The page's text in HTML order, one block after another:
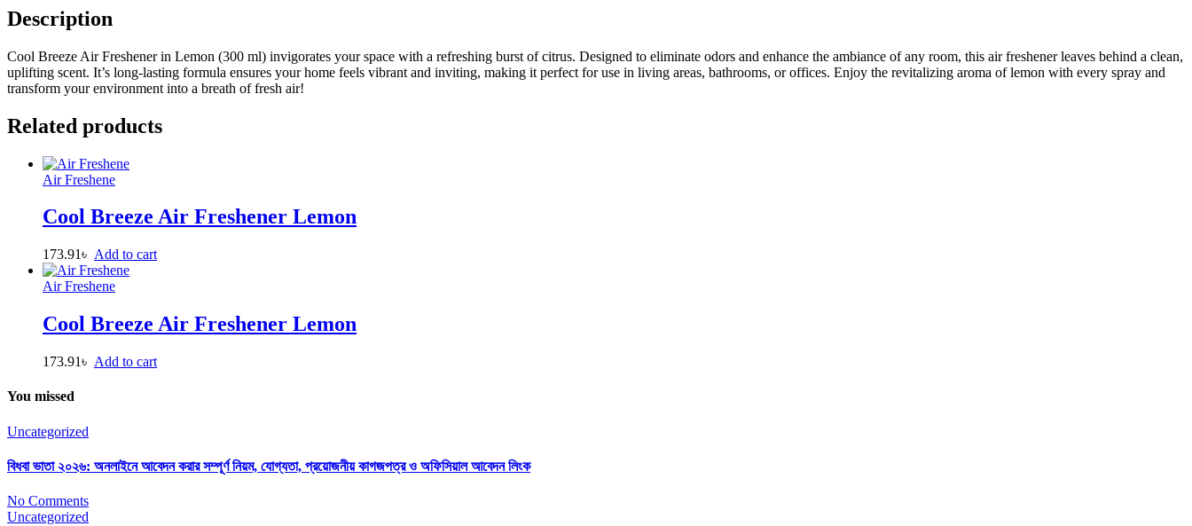
Description
Cool Breeze Air Freshener in Lemon (300 ml) invigorates your space with a refreshing burst of citrus. Designed to eliminate odors and enhance the ambiance of any room, this air freshener leaves behind a clean,
uplifting scent. It’s long-lasting formula ensures your home feels vibrant and inviting, making it perfect for use in living areas, bathrooms, or offices. Enjoy the revitalizing aroma of lemon with every spray and
transform your environment into a breath of fresh air!
Related products
Air Freshene
Cool Breeze Air Freshener Lemon
173.91৳ Add to cart
Air Freshene
Cool Breeze Air Freshener Lemon
173.91৳ Add to cart
You missed
Uncategorized
বিধবা ভাতা ২০২৬: অনলাইনে আবেদন করার সম্পূর্ণ নিয়ম, যোগ্যতা, প্রয়োজনীয় কাগজপত্র ও অফিসিয়াল আবেদন লিংক
No Comments
Uncategorized